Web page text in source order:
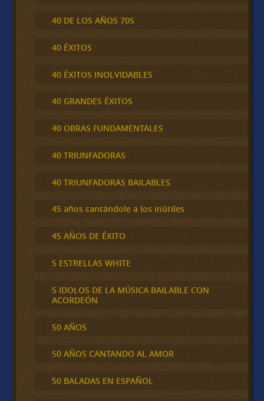
40 DE LOS AÑOS 70S
40 ÉXITOS
40 ÉXITOS INOLVIDABLES
40 GRANDES ÉXITOS
40 OBRAS FUNDAMENTALES
40 TRIUNFADORAS
40 TRIUNFADORAS BAILABLES
45 años cantándole a los inútiles
45 AÑOS DE ÉXITO
5 ESTRELLAS WHITE
5 IDOLOS DE LA MÚSICA BAILABLE CON
ACORDEÓN
50 AÑOS
50 AÑOS CANTANDO AL AMOR
50 BALADAS EN ESPAÑOL